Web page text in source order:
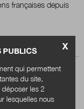
françaises depuis
X
PUBLICS
qui permettent
du site,
les 2
lesquelles nous